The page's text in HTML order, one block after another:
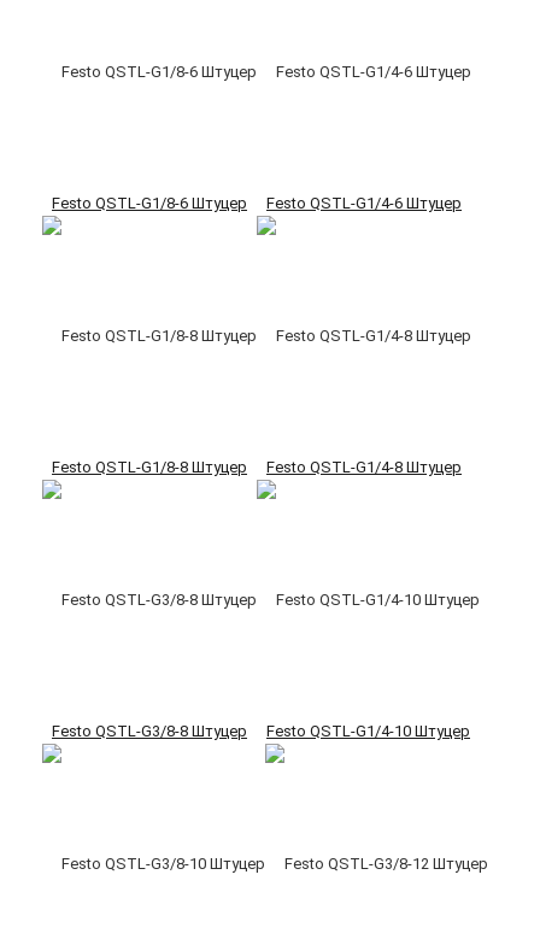
Festo QSTL-G1/8-6 Штуцер Festo QSTL-G1/4-6 Штуцер
Festo QSTL-G1/8-8 Штуцер Festo QSTL-G1/4-8 Штуцер
Festo QSTL-G3/8-8 Штуцер Festo QSTL-G1/4-10 Штуцер